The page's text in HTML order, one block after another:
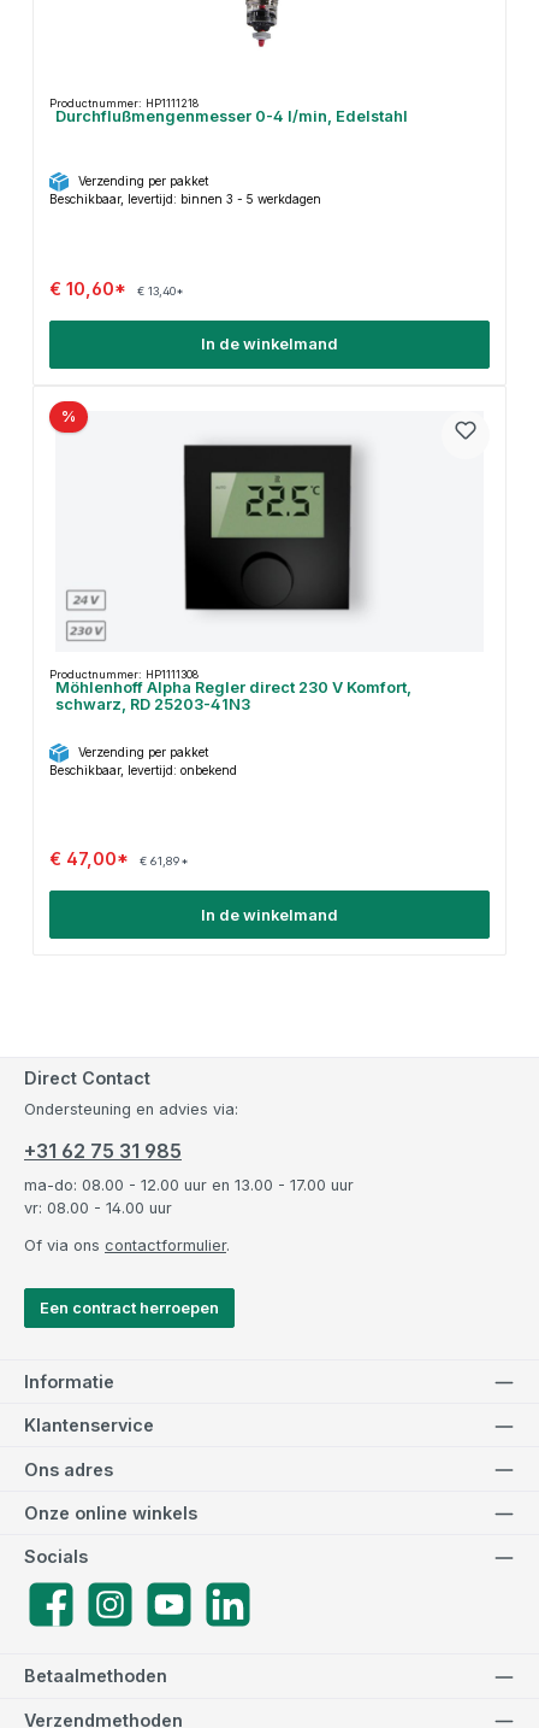
Productnummer: HP1111218
Durchflußmengenmesser 0-4 l/min, Edelstahl
Verzending per pakket
Beschikbaar, levertijd: binnen 3 - 5 werkdagen
€ 10,60* € 13,40*
In de winkelmand
%
Productnummer: HP1111308
Möhlenhoff Alpha Regler direct 230 V Komfort,
schwarz, RD 25203-41N3
Verzending per pakket
Beschikbaar, levertijd: onbekend
€ 47,00* € 61,89*
In de winkelmand
Direct Contact
Ondersteuning en advies via:
+31 62 75 31 985
ma-do: 08.00 - 12.00 uur en 13.00 - 17.00 uur
vr: 08.00 - 14.00 uur
Of via ons contactformulier.
Een contract herroepen
Informatie
Klantenservice
Betaalmethoden
Verzendmethoden
Ons adres
Socials
FacebookInstagramYouTube
Onze online winkels